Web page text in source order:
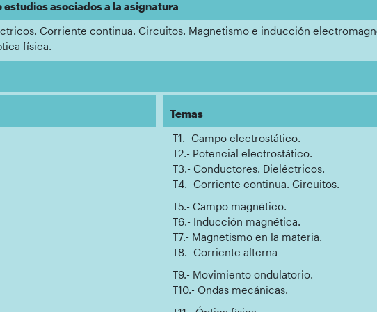
estudios asociados a la asignatura
Corriente continua. Circuitos. Magnetismo e inducción
física.
Temas
T1.- Campo electrostático.
T2.- Potencial electrostático.
T3.- Conductores. Dieléctricos.
T4.- Corriente continua. Circuitos.
T5.- Campo magnético.
T6.- Inducción magnética.
T7.- Magnetismo en la materia.
T8.- Corriente alterna
T9.- Movimiento ondulatorio.
T10.- Ondas mecánicas.